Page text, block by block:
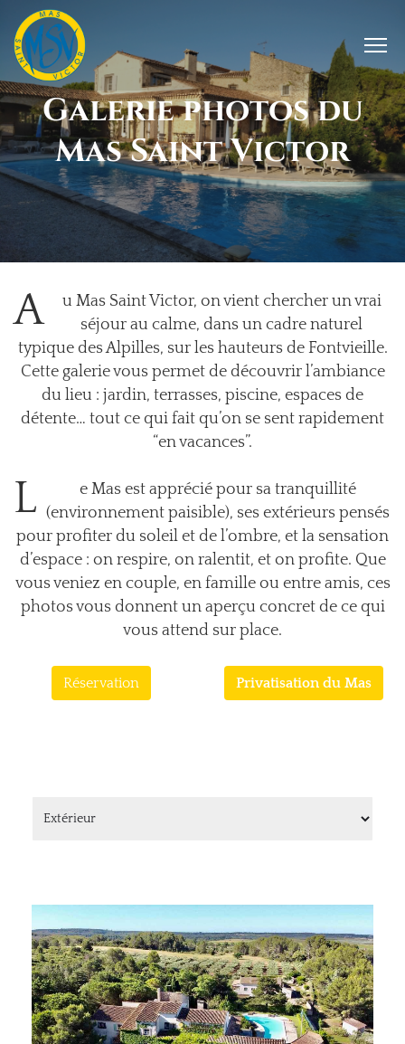
Galerie photos du
Mas Saint Victor
A
u Mas Saint Victor, on vient chercher un vrai
séjour au calme, dans un cadre naturel
typique des Alpilles, sur les hauteurs de Fontvieille.
Cette galerie vous permet de découvrir l’ambiance
du lieu : jardin, terrasses, piscine, espaces de
détente… tout ce qui fait qu’on se sent rapidement
“en vacances”.
L
e Mas est apprécié pour sa tranquillité
(environnement paisible), ses extérieurs pensés
pour profiter du soleil et de l’ombre, et la sensation
d’espace : on respire, on ralentit, et on profite. Que
vous veniez en couple, en famille ou entre amis, ces
photos vous donnent un aperçu concret de ce qui
vous attend sur place.
Réservation Privatisation du Mas